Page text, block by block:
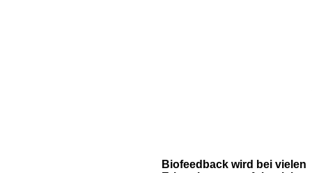
Biofeedback wird bei vielen